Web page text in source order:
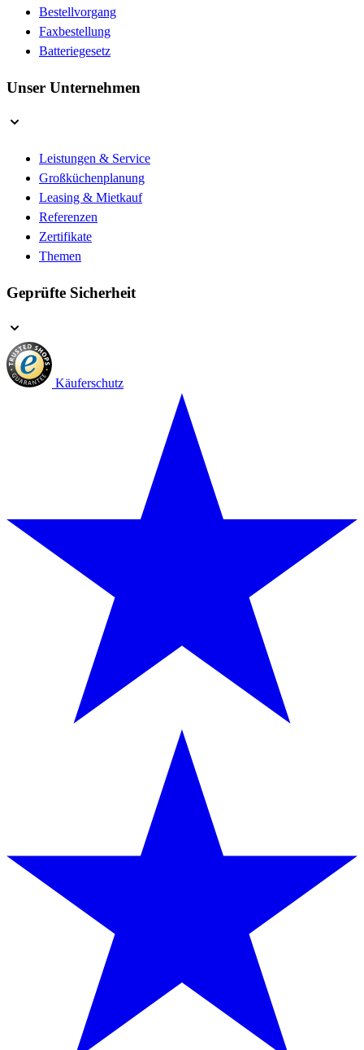
Bestellvorgang
Faxbestellung
Batteriegesetz
Unser Unternehmen
Leistungen & Service
Großküchenplanung
Leasing & Mietkauf
Referenzen
Zertifikate
Themen
Geprüfte Sicherheit
Käuferschutz